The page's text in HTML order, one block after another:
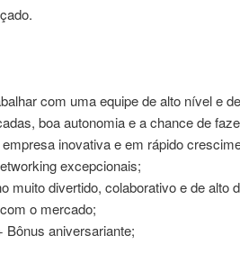
com uma equipe de alto nível e
boa autonomia e a chance de
inovativa e em rápido
excepcionais;
muito divertido, colaborativo e de alto
o mercado;
Bônus aniversariante;